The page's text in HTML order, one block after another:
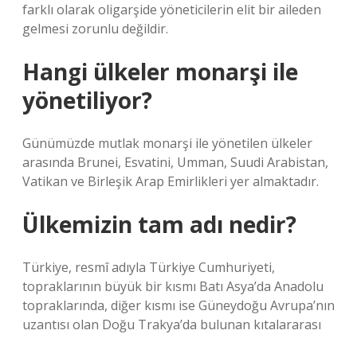
farklı olarak oligarşide yöneticilerin elit bir aileden
gelmesi zorunlu değildir.
Hangi ülkeler monarşi ile
yönetiliyor?
Günümüzde mutlak monarşi ile yönetilen ülkeler
arasında Brunei, Esvatini, Umman, Suudi Arabistan,
Vatikan ve Birleşik Arap Emirlikleri yer almaktadır.
Ülkemizin tam adı nedir?
Türkiye, resmî adıyla Türkiye Cumhuriyeti,
topraklarının büyük bir kısmı Batı Asya’da Anadolu
topraklarında, diğer kısmı ise Güneydoğu Avrupa’nın
uzantısı olan Doğu Trakya’da bulunan kıtalararası